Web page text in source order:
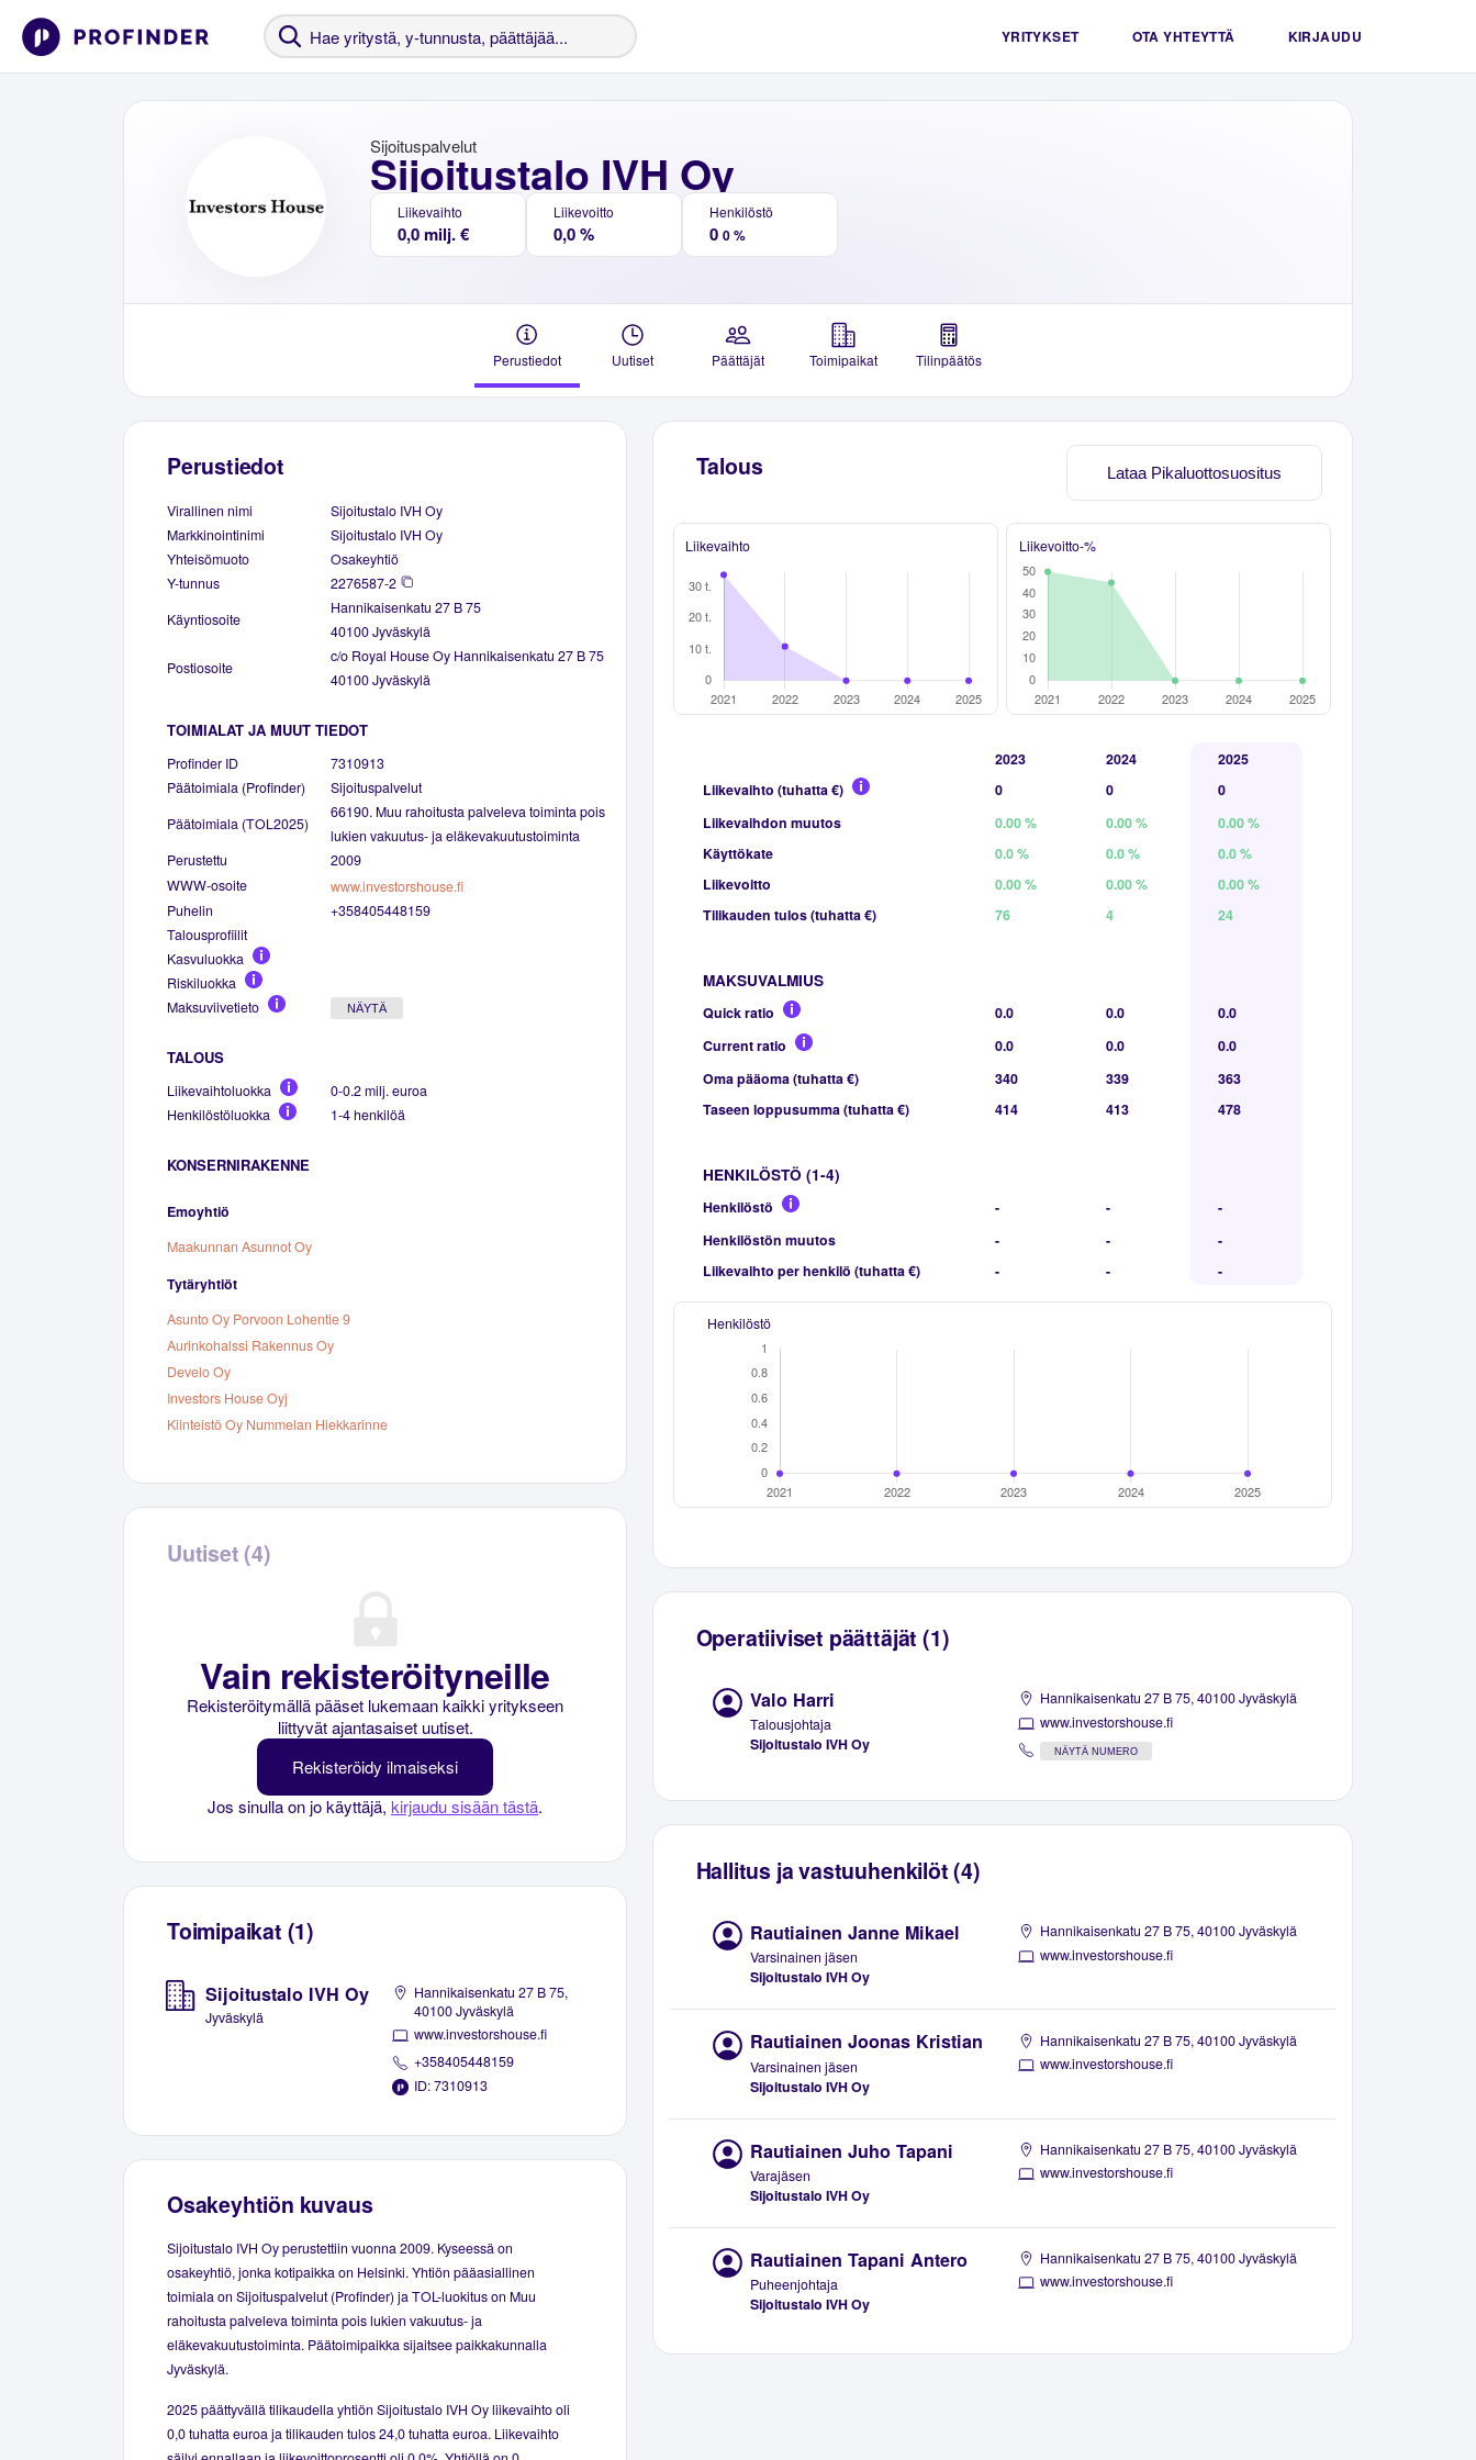
YRITYKSET OTA YHTEYTTÄ KIRJAUDU
Sijoitustalo IVH Oy
Sijoituspalvelut
Liikevaihto
0,0 milj. €
Liikevoitto
0,0 %
Henkilöstö
0 0 %
Perustiedot Uutiset Päättäjät Toimipaikat Tilinpäätös
Perustiedot
Virallinen nimi
Sijoitustalo IVH Oy
Markkinointinimi
Sijoitustalo IVH Oy
Yhteisömuoto
Osakeyhtiö
Y-tunnus
2276587-2
Käyntiosoite
Hannikaisenkatu 27 B 75
40100 Jyväskylä
Postiosoite
c/o Royal House Oy Hannikaisenkatu 27 B 75
40100 Jyväskylä
TOIMIALAT JA MUUT TIEDOT
Profinder ID
7310913
Päätoimiala (Profinder)
Sijoituspalvelut
Päätoimiala (TOL2025)
66190. Muu rahoitusta palveleva toiminta pois
lukien vakuutus- ja eläkevakuutustoiminta
Perustettu
2009
WWW-osoite
www.investorshouse.fi
Puhelin
+358405448159
Talousprofiilit
Kasvuluokka
Riskiluokka
Maksuviivetieto
NÄYTÄ
TALOUS
Liikevaihtoluokka
0-0.2 milj. euroa
Henkilöstöluokka
1-4 henkilöä
KONSERNIRAKENNE
Emoyhtiö
Maakunnan Asunnot Oy
Tytäryhtiöt
Asunto Oy Porvoon Lohentie 9
Aurinkohalssi Rakennus Oy
Develo Oy
Investors House Oyj
Kiinteistö Oy Nummelan Hiekkarinne
Uutiset (4)
Vain rekisteröityneille
Rekisteröitymällä pääset lukemaan kaikki yritykseen
liittyvät ajantasaiset uutiset.
Rekisteröidy ilmaiseksi
Jos sinulla on jo käyttäjä,kirjaudu sisään tästä.
Toimipaikat (1)
Sijoitustalo IVH Oy
Jyväskylä
Hannikaisenkatu 27 B 75,
40100 Jyväskylä
www.investorshouse.fi
+358405448159
ID: 7310913
Osakeyhtiön kuvaus
Sijoitustalo IVH Oy perustettiin vuonna 2009. Kyseessä on
osakeyhtiö, jonka kotipaikka on Helsinki. Yhtiön pääasiallinen
toimiala on Sijoituspalvelut (Profinder) ja TOL-luokitus on Muu
rahoitusta palveleva toiminta pois lukien vakuutus- ja
eläkevakuutustoiminta. Päätoimipaikka sijaitsee paikkakunnalla
Jyväskylä.
2025 päättyvällä tilikaudella yhtiön Sijoitustalo IVH Oy liikevaihto oli
0,0 tuhatta euroa ja tilikauden tulos 24,0 tuhatta euroa. Liikevaihto
Lataa Pikaluottosuositus
Talous
Liikevaihto Liikevoitto-%
2023 2024
2025
Liikevaihto (tuhatta €)
0 0
0
Liikevaihdon muutos
0.00 % 0.00 %
0.00 %
Käyttökate
0.0 % 0.0 %
0.0 %
Liikevoitto
0.00 % 0.00 %
0.00 %
Tilikauden tulos (tuhatta €)
76 4 24
MAKSUVALMIUS
Quick ratio 0.0 0.0
0.0
Current ratio
0.0 0.0
0.0
Oma pääoma (tuhatta €)
340 339
363
Taseen loppusumma (tuhatta €)
414 413 478
HENKILÖSTÖ (1-4)
Henkilöstö - -
-
Henkilöstön muutos
- -
-
Liikevaihto per henkilö (tuhatta €)
- - -
Henkilöstö
Operatiiviset päättäjät (1)
Valo Harri
Talousjohtaja
Sijoitustalo IVH Oy
Hannikaisenkatu 27 B 75, 40100 Jyväskylä
www.investorshouse.fi
NÄYTÄ NUMERO
Hallitus ja vastuuhenkilöt (4)
Rautiainen Janne Mikael
Varsinainen jäsen
Sijoitustalo IVH Oy
Hannikaisenkatu 27 B 75, 40100 Jyväskylä
www.investorshouse.fi
Rautiainen Joonas Kristian
Varsinainen jäsen
Sijoitustalo IVH Oy
Hannikaisenkatu 27 B 75, 40100 Jyväskylä
www.investorshouse.fi
Rautiainen Juho Tapani
Varajäsen
Sijoitustalo IVH Oy
Hannikaisenkatu 27 B 75, 40100 Jyväskylä
www.investorshouse.fi
Rautiainen Tapani Antero
Puheenjohtaja
Sijoitustalo IVH Oy
Hannikaisenkatu 27 B 75, 40100 Jyväskylä
www.investorshouse.fi